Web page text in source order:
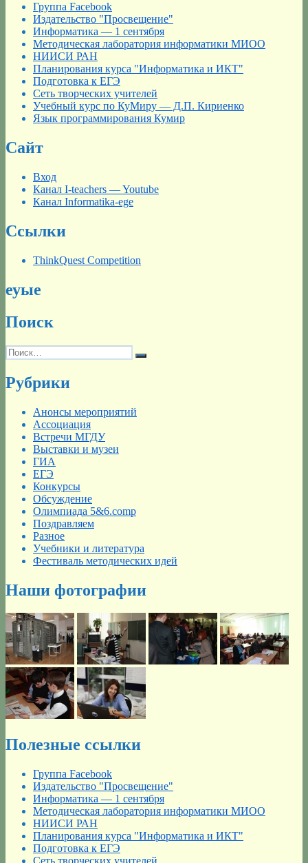
Группа Facebook
Издательство "Просвещение"
Информатика — 1 сентября
Методическая лаборатория информатики МИОО
НИИСИ РАН
Планирования курса "Информатика и ИКТ"
Подготовка к ЕГЭ
Сеть творческих учителей
Учебный курс по КуМиру — Д.П. Кириенко
Язык программирования Кумир
Сайт
Вход
Канал I-teachers — Youtube
Канал Informatika-ege
Ссылки
ThinkQuest Competition
еуые
Поиск
Искать:
Поиск
Рубрики
Анонсы мероприятий
Ассоциация
Встречи МГДУ
Выставки и музеи
ГИА
ЕГЭ
Конкурсы
Обсуждение
Олимпиада 5&6.comp
Поздравляем
Разное
Учебники и литература
Фестиваль методических идей
Наши фотографии
Полезные ссылки
Группа Facebook
Издательство "Просвещение"
Информатика — 1 сентября
Методическая лаборатория информатики МИОО
НИИСИ РАН
Планирования курса "Информатика и ИКТ"
Подготовка к ЕГЭ